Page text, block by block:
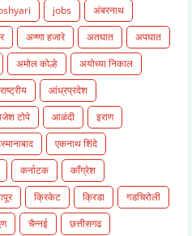
jobs
अंबरनाथ
अण्णा हजारे अतघात
अपघात
अमोल कोल्हे
अयोध्या निकाल
आंध्रप्रदेश
टोपे आळंदी
इराण
एकनाथ शिंदे
कर्नाटक
काँग्रेश
क्रिकेट क्रिडा
गडचिरोली
चैन्नई छत्तीसगढ